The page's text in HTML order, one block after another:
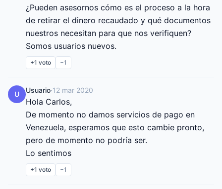
¿Pueden asesornos cómo es el proceso a la hora
de retirar el dinero recaudado y qué documentos
nuestros necesitan para que nos verifiquen?
Somos usuarios nuevos.
+1 voto −1
U Usuario·12 mar 2020
Hola Carlos,
De momento no damos servicios de pago en
Venezuela, esperamos que esto cambie pronto,
pero de momento no podría ser.
Lo sentimos
+1 voto −1